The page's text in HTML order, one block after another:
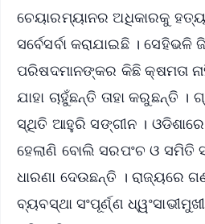
ଚେୟାରମ୍ୟାନର ଅଧିକାରକୁ
ସର୍ବେସର୍ବା କରାଯାଇଛି ।
ପରିଷଦମାନଙ୍କର କିଛି କ୍ଷମତା
ଯାହା ଚାହୁଁଛନ୍ତି ତାହା କରୁଛନ୍ତି ।
ସ୍ଥିତି ଆହୁରି ସଙ୍ଗୀନ । ଓଡିଶାରେ
ହେଲାଣି ବୋଲି ସରପଂଚ ଓ ସମିତି
ଧାରଣା ଦେଉଛନ୍ତି । ରାଜ୍ୟରେ
ବ୍ୟବସ୍ଥା ସଂପୂର୍ଣ୍ଣ